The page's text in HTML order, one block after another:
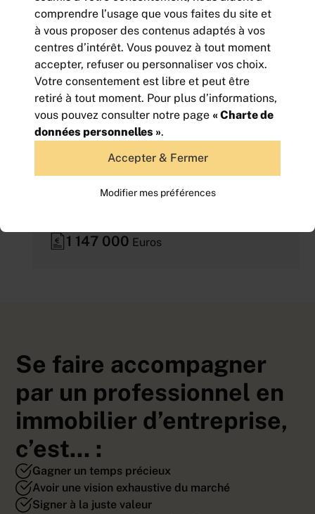
COMMERCIALE DE 9077 m²
1 147 000 Euros
Se faire accompagner
par un professionnel en
immobilier d’entreprise,
c’est... :
Gagner un temps précieux
Avoir une vision exhaustive du marché
Signer à la juste valeur
comprendre l’usage que vous faites du site et
à vous proposer des contenus adaptés à vos
centres d’intérêt. Vous pouvez à tout moment
accepter, refuser ou personnaliser vos choix.
Votre consentement est libre et peut être
retiré à tout moment. Pour plus d’informations,
vous pouvez consulter notre page « Charte de
données personnelles ».
Accepter & Fermer
Modifier mes préférences